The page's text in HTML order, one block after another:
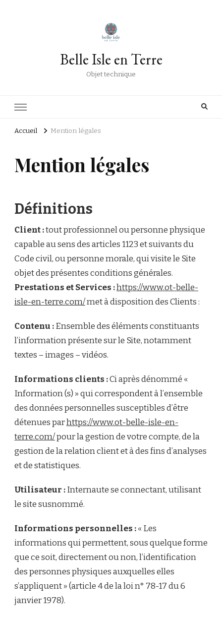
Belle Isle en Terre
Objet technique
Accueil Mention légales
Mention légales
Définitions
Client :tout professionnel ou personne physique
capable au sens des articles 1123 et suivants du
Code civil, ou personne morale, qui visite le Site
objet des présentes conditions générales.
Prestations et Services :https://www.ot-belle-
isle-en-terre.com/met à disposition des Clients :
Contenu :Ensemble des éléments constituants
l’information présente sur le Site, notamment
textes – images – vidéos.
Informations clients :Ci après dénommé «
Information (s) » qui correspondent à l’ensemble
des données personnelles susceptibles d’être
détenues parhttps://www.ot-belle-isle-en-
terre.com/pour la gestion de votre compte, de la
gestion de la relation client et à des fins d’analyses
et de statistiques.
Utilisateur :Internaute se connectant, utilisant
le site susnommé.
Informations personnelles :« Les
informations qui permettent, sous quelque forme
que ce soit, directement ou non, l’identification
des personnes physiques auxquelles elles
s’appliquent » (article 4 de la loi n° 78-17 du 6
janvier 1978).